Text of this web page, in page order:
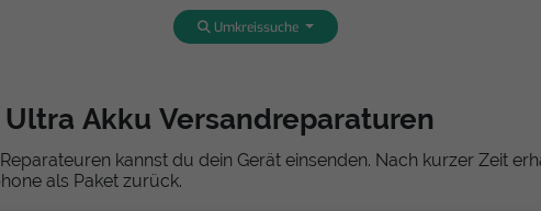
Umkreissuche
Ultra Akku Versandreparaturen
kannst du dein Gerät einsenden. Nach kurzer Zeit
als Paket zurück.